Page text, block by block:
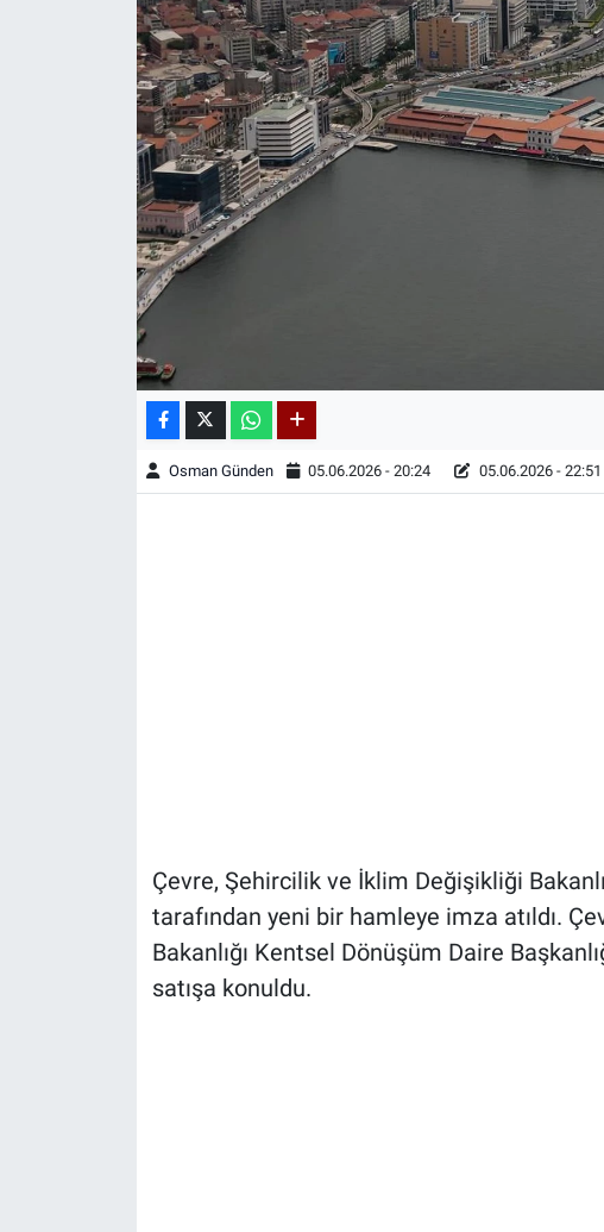
Osman Günden 05.06.2026 - 20:24 05.06.2026 - 22:51
Çevre, Şehircilik ve İklim Değişikliği
tarafından yeni bir hamleye imza atıldı.
Bakanlığı Kentsel Dönüşüm Daire
satışa konuldu.